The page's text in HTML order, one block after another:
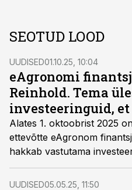
SEOTUD LOOD
UUDISED01.10.25, 10:04
eAgronomi
Reinhold. Tema
investeeringuid,
Alates 1. oktoobrist 2025
ettevõtte eAgronom
hakkab vastutama
ettevõtte laienemisega
UUDISED05.05.25, 11:50